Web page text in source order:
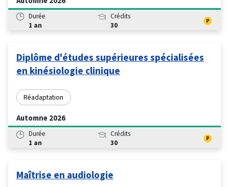
Durée
1 an
Crédits
30
Diplôme d'études supérieures spécialisées
en kinésiologie clinique
Réadaptation
Automne 2026
Durée
1 an
Crédits
30
Maîtrise en audiologie